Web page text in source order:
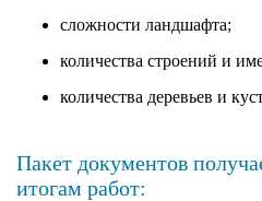
сложности ландшафта;
количества строений и
количества деревьев и
Пакет документов
итогам работ: